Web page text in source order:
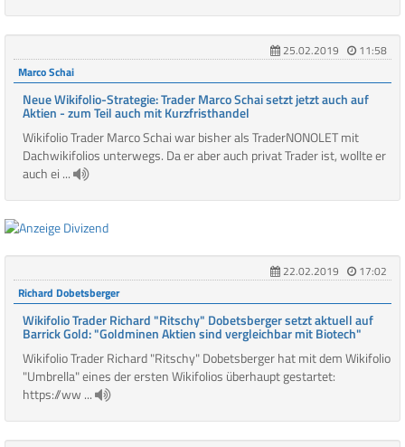
25.02.2019
11:58
Marco Schai
Neue Wikifolio-Strategie: Trader Marco Schai setzt jetzt auch auf
Aktien - zum Teil auch mit Kurzfristhandel
Wikifolio Trader Marco Schai war bisher als TraderNONOLET mit
Dachwikifolios unterwegs. Da er aber auch privat Trader ist, wollte er
auch ei ...
22.02.2019
17:02
Richard Dobetsberger
Wikifolio Trader Richard "Ritschy" Dobetsberger setzt aktuell auf
Barrick Gold: "Goldminen Aktien sind vergleichbar mit Biotech"
Wikifolio Trader Richard "Ritschy" Dobetsberger hat mit dem Wikifolio
"Umbrella" eines der ersten Wikifolios überhaupt gestartet:
https://ww ...